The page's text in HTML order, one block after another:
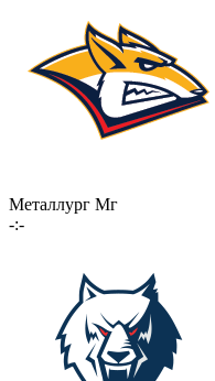
Металлург Мг
-:-